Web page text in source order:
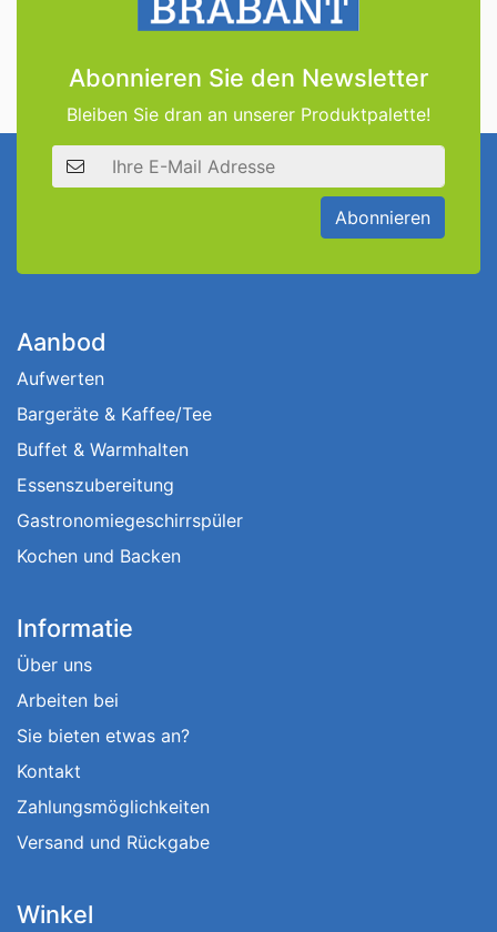
Abonnieren Sie den Newsletter
Bleiben Sie dran an unserer Produktpalette!
E-Mail Adresse
Abonnieren
Aanbod
Aufwerten
Bargeräte & Kaffee/Tee
Buffet & Warmhalten
Essenszubereitung
Gastronomiegeschirrspüler
Kochen und Backen
Informatie
Über uns
Arbeiten bei
Sie bieten etwas an?
Kontakt
Zahlungsmöglichkeiten
Versand und Rückgabe
Winkel